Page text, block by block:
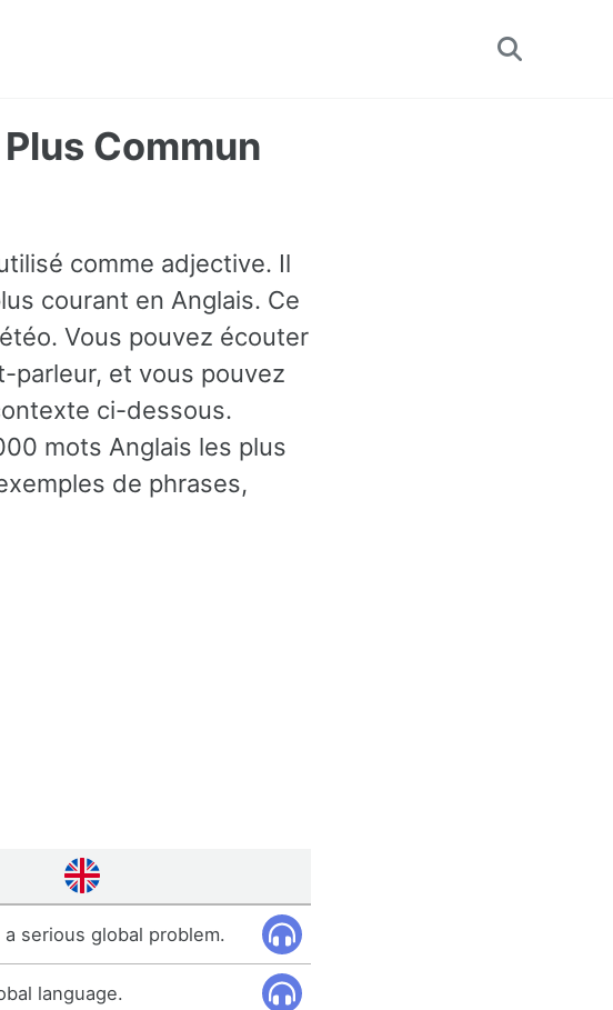
Toggle
Commun
comme adjective. Il
courant en Anglais. Ce
Vous pouvez écouter
parleur, et vous pouvez
ci-dessous.
mots Anglais les plus
de phrases,
serious global problem.
language.